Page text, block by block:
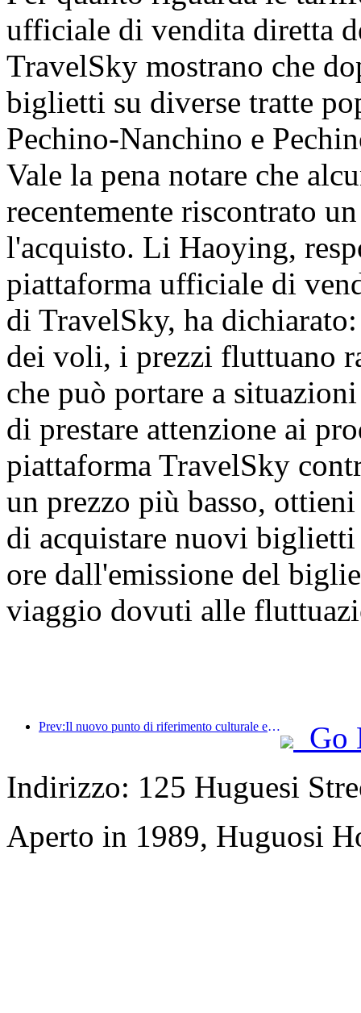
ufficiale di vendita diretta
TravelSky mostrano che
biglietti su diverse tratte
Pechino-Nanchino e
Vale la pena notare che
recentemente riscontrato
l'acquisto. Li Haoying,
piattaforma ufficiale di
di TravelSky, ha
dei voli, i prezzi fluttuano
che può portare a
di prestare attenzione ai
piattaforma TravelSky
un prezzo più basso,
di acquistare nuovi biglietti
ore dall'emissione del
viaggio dovuti alle
Prev:Il nuovo punto di riferimento culturale e turistico nel subcentro di Pechino, Pinnacle Park, verrà inaugurato ufficialmente quest'anno.
Go
Indirizzo: 125 Huguesi
Aperto in 1989, Huguosi